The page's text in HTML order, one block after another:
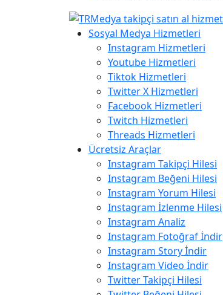
Sosyal Medya Hizmetleri
Instagram Hizmetleri
Youtube Hizmetleri
Tiktok Hizmetleri
Twitter X Hizmetleri
Facebook Hizmetleri
Twitch Hizmetleri
Threads Hizmetleri
Ücretsiz Araçlar
Instagram Takipçi Hilesi
Instagram Beğeni Hilesi
Instagram Yorum Hilesi
Instagram İzlenme Hilesi
Instagram Analiz
Instagram Fotoğraf İndir
Instagram Story İndir
Instagram Video İndir
Twitter Takipçi Hilesi